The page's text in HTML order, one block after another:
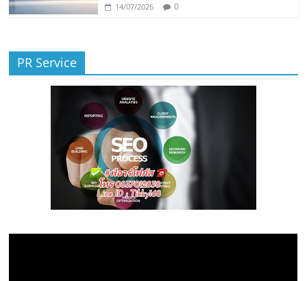
14/07/2026 0
PR Service